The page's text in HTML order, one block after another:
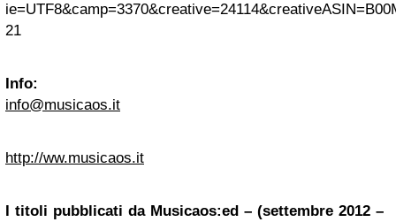
21
Info:
info@musicaos.it
http://ww.musicaos.it
I titoli pubblicati da Musicaos:ed – (settembre 2012 –